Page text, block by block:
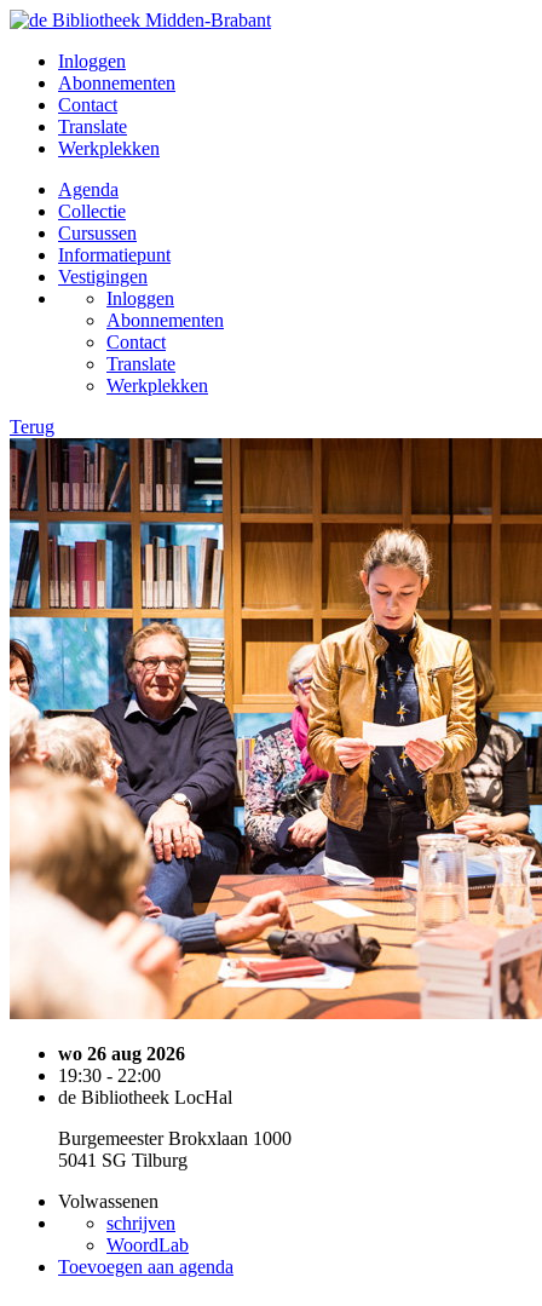
Inloggen
Abonnementen
Contact
Translate
Werkplekken
Agenda
Collectie
Cursussen
Informatiepunt
Vestigingen
Inloggen
Abonnementen
Contact
Translate
Werkplekken
Terug
wo 26 aug 2026
19:30 - 22:00
de Bibliotheek LocHal
Burgemeester Brokxlaan 1000
5041 SG Tilburg
Volwassenen
schrijven
WoordLab
Toevoegen aan agenda